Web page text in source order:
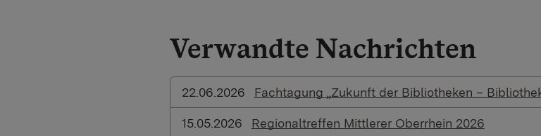
Verwandte Nachrichten
22.06.2026 Fachtagung „Zukunft der Bibliotheken –
15.05.2026 Regionaltreffen Mittlerer Oberrhein 2026